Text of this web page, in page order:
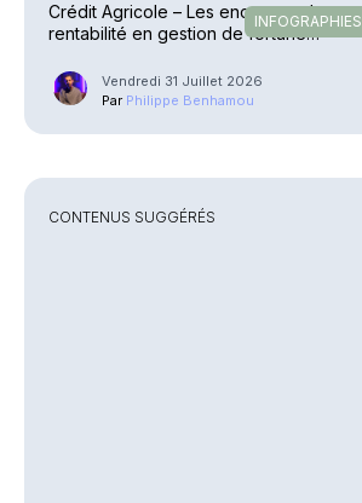
INFOGRAPHIES
Crédit Agricole – Les encours et la
rentabilité en gestion de fortune
Vendredi 31 Juillet 2026
Par Philippe Benhamou
CONTENUS SUGGÉRÉS